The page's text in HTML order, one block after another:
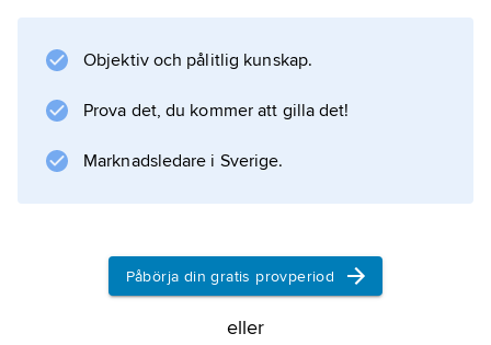
Objektiv och pålitlig kunskap.
Prova det, du kommer att gilla det!
Marknadsledare i Sverige.
Påbörja din gratis provperiod
eller